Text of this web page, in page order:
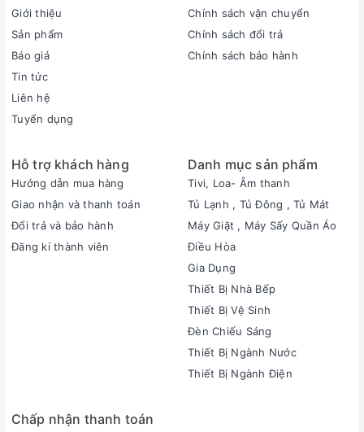
Giới thiệu
Sản phẩm
Báo giá
Tin tức
Liên hệ
Tuyển dụng
Chính sách vận chuyển
Chính sách đổi trả
Chính sách bảo hành
Hỗ trợ khách hàng
Hướng dẫn mua hàng
Giao nhận và thanh toán
Đổi trả và bảo hành
Đăng kí thành viên
Danh mục sản phẩm
Tivi, Loa- Âm thanh
Tủ Lạnh , Tủ Đông , Tủ Mát
Máy Giặt , Máy Sấy Quần Áo
Điều Hòa
Gia Dụng
Thiết Bị Nhà Bếp
Thiết Bị Vệ Sinh
Đèn Chiếu Sáng
Thiết Bị Ngành Nước
Thiết Bị Ngành Điện
Chấp nhận thanh toán